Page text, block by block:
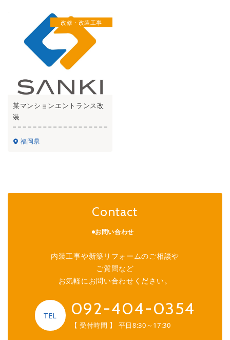
改修・改装工事
某マンションエントランス改
装
福岡県
Contact
お問い合わせ
内装工事や新築リフォームのご相談や
ご質問など
お気軽にお問い合わせください。
TEL 092-404-0354
【 受付時間 】 平日8:30～17:30